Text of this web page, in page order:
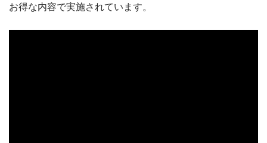
お得な内容で実施されています。